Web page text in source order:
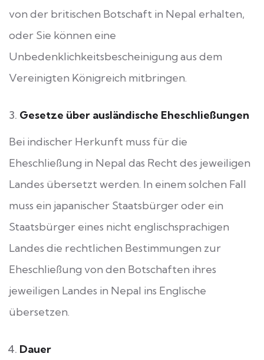
von der britischen Botschaft in Nepal erhalten,
oder Sie können eine
Unbedenklichkeitsbescheinigung aus dem
Vereinigten Königreich mitbringen.
Gesetze über ausländische Eheschließungen
Bei indischer Herkunft muss für die
Eheschließung in Nepal das Recht des jeweiligen
Landes übersetzt werden. In einem solchen Fall
muss ein japanischer Staatsbürger oder ein
Staatsbürger eines nicht englischsprachigen
Landes die rechtlichen Bestimmungen zur
Eheschließung von den Botschaften ihres
jeweiligen Landes in Nepal ins Englische
übersetzen.
Dauer